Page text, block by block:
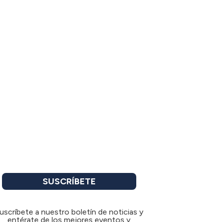
SUSCRÍBETE
a nuestro boletín de noticias y
entérate de los mejores eventos y